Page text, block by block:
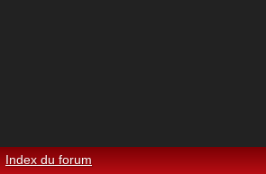
Index du forum